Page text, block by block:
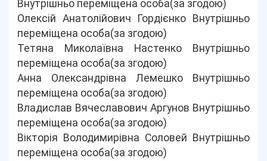
Внутрішньо переміщена особа(за згодою)
Олексій Анатолійович Гордієнко Внутрішньо
переміщена особа(за згодою)
Тетяна Миколаївна Настенко Внутрішньо
переміщена особа(за згодою)
Анна Олександрівна Лемешко Внутрішньо
переміщена особа(за згодою)
Владислав Вячеславович Аргунов Внутрішньо
переміщена особа(за згодою)
Вікторія Володимирівна Соловей Внутрішньо
переміщена особа(за згодою)